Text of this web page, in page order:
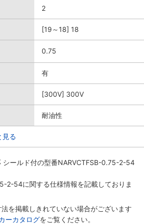
2
[19～18] 18
0.75
有
[300V] 300V
耐油性
見る
シールド付の型番NARVCTFSB-0.75-2-54
2-54に関する仕様情報を記載しておりま
を掲載しきれていない場合がございます
ーカタログをご覧ください。